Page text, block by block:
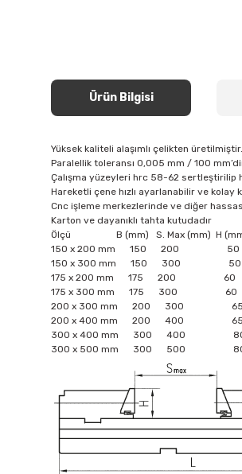
Ürün Bilgisi
Yüksek kaliteli alaşımlı çelikten üretilmiştir.
Paralellik toleransı 0,005 mm / 100
Çalışma yüzeyleri hrc 58-62 sertleştirilip
Hareketli çene hızlı ayarlanabilir ve kolay
Cnc işleme merkezlerinde ve diğer
Karton ve dayanıklı tahta kutudadır
Ölçü B (mm) S. Max (mm) H
150 x 200 mm 150 200
150 x 300 mm 150 300
175 x 200 mm 175 200
175 x 300 mm 175 300
200 x 300 mm 200 300
200 x 400 mm 200 400
300 x 400 mm 300 400
300 x 500 mm 300 500